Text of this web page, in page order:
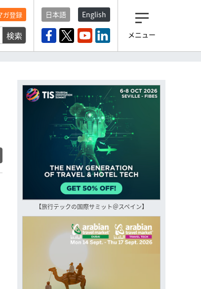
ガ登録
検索
日本語 English
メニュー
【旅行テックの国際サミット＠スペイン】
観光産業ニュース「トラベ
登録済みですよね？
もし未だ登録していないなら…
いますぐ登録する